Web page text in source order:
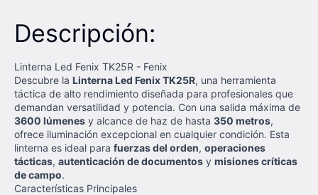
Descripción:
Linterna Led Fenix TK25R - Fenix
Descubre la Linterna Led Fenix TK25R, una herramienta
táctica de alto rendimiento diseñada para profesionales que
demandan versatilidad y potencia. Con una salida máxima de
3600 lúmenes y alcance de haz de hasta 350 metros,
ofrece iluminación excepcional en cualquier condición. Esta
linterna es ideal para fuerzas del orden, operaciones
tácticas, autenticación de documentos y misiones críticas
de campo.
Características Principales